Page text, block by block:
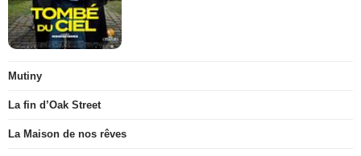
Mutiny
La fin d’Oak Street
La Maison de nos rêves